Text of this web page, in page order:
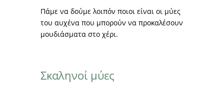
Πάμε να δούμε λοιπόν ποιοι είναι οι μύες
του αυχένα που μπορούν να προκαλέσουν
μουδιάσματα στο χέρι.
Σκαληνοί μύες